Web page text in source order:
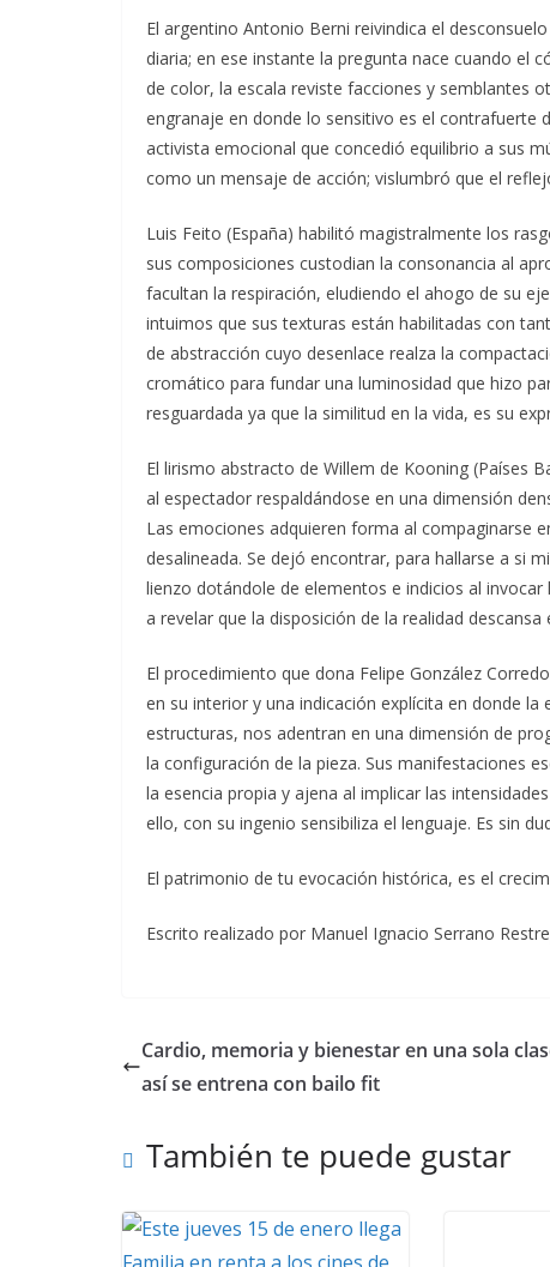
El argentino Antonio Berni reivindica el
diaria; en ese instante la pregunta nace cuando el
de color, la escala reviste facciones y semblantes
engranaje en donde lo sensitivo es el contrafuerte
activista emocional que concedió equilibrio a sus
como un mensaje de acción; vislumbró que el
Luis Feito (España) habilitó magistralmente los
sus composiciones custodian la consonancia al
facultan la respiración, eludiendo el ahogo de su
intuimos que sus texturas están habilitadas con
de abstracción cuyo desenlace realza la
cromático para fundar una luminosidad que hizo
resguardada ya que la similitud en la vida, es su
El lirismo abstracto de Willem de Kooning (Países
al espectador respaldándose en una dimensión
Las emociones adquieren forma al compaginarse
desalineada. Se dejó encontrar, para hallarse a si
lienzo dotándole de elementos e indicios al
a revelar que la disposición de la realidad descansa
El procedimiento que dona Felipe González
en su interior y una indicación explícita en donde la
estructuras, nos adentran en una dimensión de
la configuración de la pieza. Sus manifestaciones
la esencia propia y ajena al implicar las
ello, con su ingenio sensibiliza el lenguaje. Es sin
El patrimonio de tu evocación histórica, es el
Escrito realizado por Manuel Ignacio Serrano
Cardio, memoria y bienestar en una sola
así se entrena con bailo fit
También te puede gustar